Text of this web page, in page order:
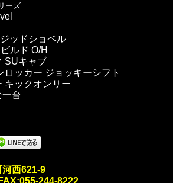
ーズ
ッドショベル
ルド O/H
SUキャブ
ロッカー ジョッキーシフト
キックオンリー
台
河西621-9
244-8222